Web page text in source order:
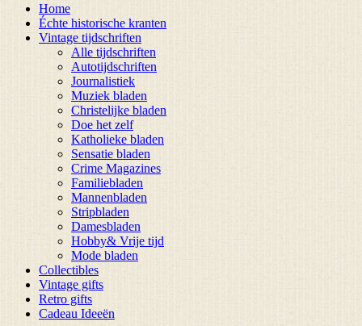
Home
Échte historische kranten
Vintage tijdschriften
Alle tijdschriften
Autotijdschriften
Journalistiek
Muziek bladen
Christelijke bladen
Doe het zelf
Katholieke bladen
Sensatie bladen
Crime Magazines
Familiebladen
Mannenbladen
Stripbladen
Damesbladen
Hobby& Vrije tijd
Mode bladen
Collectibles
Vintage gifts
Retro gifts
Cadeau Ideeën